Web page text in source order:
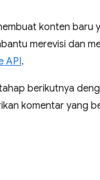
konten baru
merevisi dan
API.
berikutnya
komentar yang